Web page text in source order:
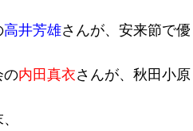
高井芳雄さんが、安来節で優
の内田真衣さんが、秋田小原